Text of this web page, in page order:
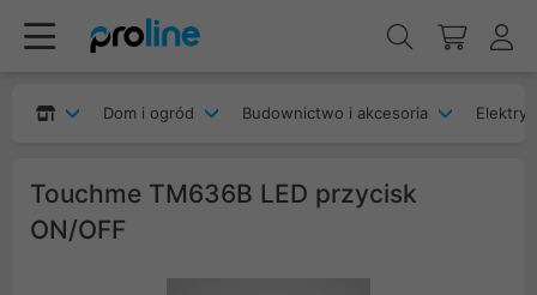
Dom i ogród Budownictwo i akcesoria
Touchme TM636B LED przycisk
ON/OFF